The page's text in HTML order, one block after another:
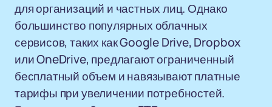
для организаций и частных лиц. Однако
большинство популярных облачных
сервисов, таких как Google Drive, Dropbox
или OneDrive, предлагают ограниченный
бесплатный объем и навязывают платные
тарифы при увеличении потребностей.